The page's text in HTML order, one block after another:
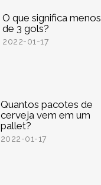
O que significa menos
de 3 gols?
2022-01-17
Quantos pacotes de
cerveja vem em um
pallet?
2022-01-17